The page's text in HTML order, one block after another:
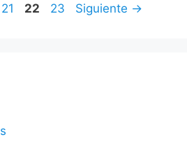
Página
21 Página
22 Página
23 Siguiente →